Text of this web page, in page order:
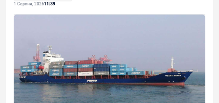
1 Серпня, 202611:39